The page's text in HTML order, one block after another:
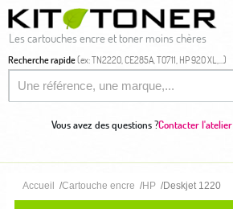
Les cartouches encre et toner moins chères
Recherche rapide(ex: TN2220, CE285A, T0711, HP 920 XL,...)
Vous avez des questions ?Contacter l'atelier
Accueil Cartouche encre HP Deskjet 1220